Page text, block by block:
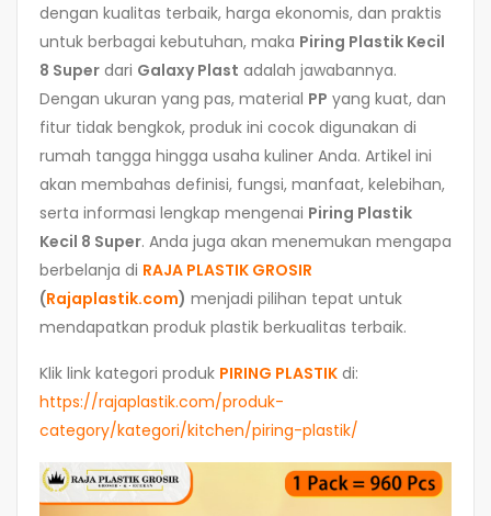
dengan kualitas terbaik, harga ekonomis, dan praktis
untuk berbagai kebutuhan, maka Piring Plastik Kecil
8 Super dari Galaxy Plast adalah jawabannya.
Dengan ukuran yang pas, material PP yang kuat, dan
fitur tidak bengkok, produk ini cocok digunakan di
rumah tangga hingga usaha kuliner Anda. Artikel ini
akan membahas definisi, fungsi, manfaat, kelebihan,
serta informasi lengkap mengenai Piring Plastik
Kecil 8 Super. Anda juga akan menemukan mengapa
berbelanja di RAJA PLASTIK GROSIR
(Rajaplastik.com) menjadi pilihan tepat untuk
mendapatkan produk plastik berkualitas terbaik.
Klik link kategori produk PIRING PLASTIK di:
https://rajaplastik.com/produk-
category/kategori/kitchen/piring-plastik/